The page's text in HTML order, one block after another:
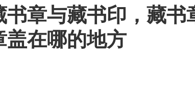
书章与藏书印，藏书
盖在哪的地方